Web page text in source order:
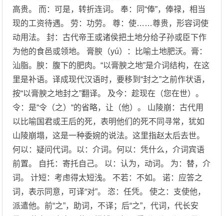
高贵。 而：可是，转折连词。 奉：同“俸”，俸禄，相当
现的工资待遇。 劳：功劳。 尊：使……尊贵，形容词使
动用法。 封：古代帝王或诸侯把土地分给子孙或臣下作
为他的食邑或领地。 膏腴（yú）：比喻土地肥沃。膏：
汕脂。腴：腹下的肥肉。“以膏腴之地”是介词结构，在这
里是补语。译成现代汉语时，要移到“封之”之前作状语，
按“以膏腴之地封之”翻译。 及今：趁现在（您在世）。
令：是“令（之）“的省略，让（他）。 山陵崩：古代用
以比喻国君或王后的死，表明他们的死不同寻常，犹如
山陵崩塌，这是一种委婉的说法。这里指赵太后去世。
何以：疑问代词。以：介词。何以：凭什么，介词宾语
前置。 自托：寄托自己。 以：认为，动词。 为：替，介
词。 计短：考虑得太短浅。 不若：不如。 诺：应答之
词，表示同意，可译“对”。 恣：任凭。 使之：支使他，
派遣他。前“之”，助词，不译；后“之”，代词，代长安